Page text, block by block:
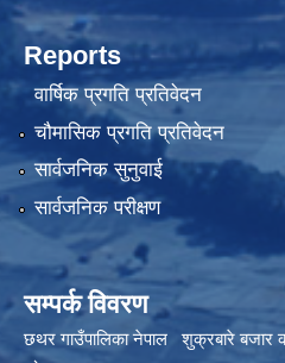
Reports
वार्षिक प्रगति प्रतिवेदन
चौमासिक प्रगति प्रतिवेदन
सार्वजनिक सुनुवाई
सार्वजनिक परीक्षण
सम्पर्क विवरण
छथर गाउँपालिका नेपाल शुक्रबारे बजार